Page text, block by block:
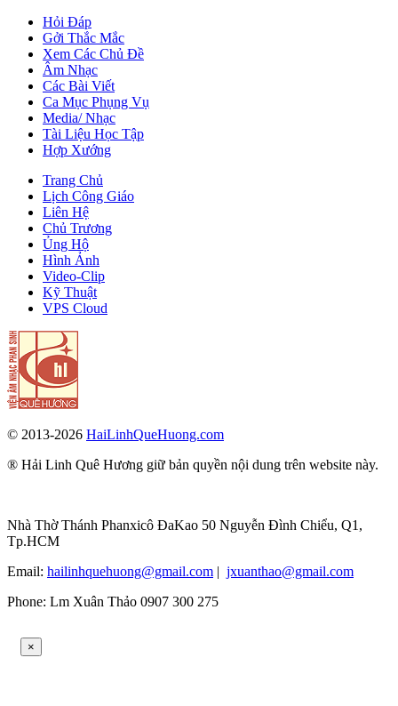
Hỏi Đáp
Gởi Thắc Mắc
Xem Các Chủ Đề
Âm Nhạc
Các Bài Viết
Ca Mục Phụng Vụ
Media/ Nhạc
Tài Liệu Học Tập
Hợp Xướng
Trang Chủ
Lịch Công Giáo
Liên Hệ
Chủ Trương
Ủng Hộ
Hình Ảnh
Video-Clip
Kỹ Thuật
VPS Cloud
© 2013-2026 HaiLinhQueHuong.com
® Hải Linh Quê Hương giữ bản quyền nội dung trên website này.
Nhà Thờ Thánh Phanxicô ĐaKao 50 Nguyễn Đình Chiểu, Q1,
Tp.HCM
Email: hailinhquehuong@gmail.com | jxuanthao@gmail.com
Phone: Lm Xuân Thảo 0907 300 275
×